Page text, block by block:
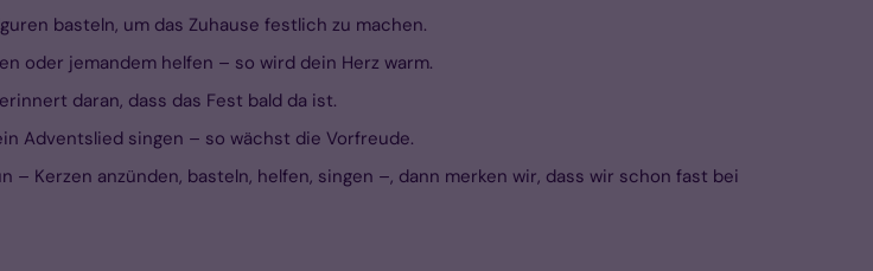
basteln, um das Zuhause festlich zu machen.
oder jemandem helfen – so wird dein Herz warm.
daran, dass das Fest bald da ist.
Adventslied singen – so wächst die Vorfreude.
Kerzen anzünden, basteln, helfen, singen –, dann merken wir, dass wir schon fast bei